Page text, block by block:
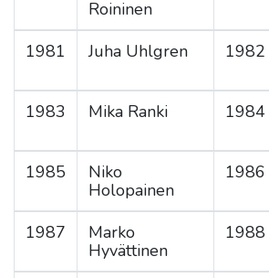
Roininen
1981
Juha Uhlgren 1982
1983
Mika Ranki 1984
1985
Niko
Holopainen
1986
1987
Marko
Hyvättinen
1988